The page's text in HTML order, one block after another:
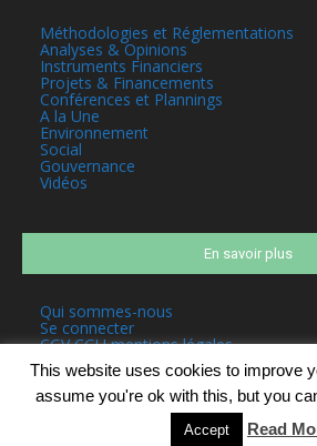
Méthodologies et Réglementations
Analyses & Opinions
Instruments Financiers
Projets & Financements
Conférences et Plannings
A la Une
Environnement
Social
Gouvernance
Vidéos
En savoir plus
Qui sommes-nous
Se connecter
CGV CGU mentions légales
©
This website uses cookies to improve
assume you're ok with this, but you
Accept Read